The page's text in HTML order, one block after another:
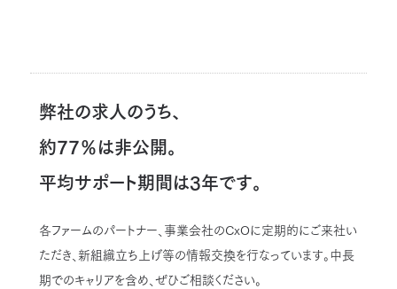
弊社の求人のうち、
約77％は非公開。
平均サポート期間は3年です。
各ファームのパートナー、事業会社のCxOに定期的にご来社い
ただき、新組織立ち上げ等の情報交換を行なっています。中長
期でのキャリアを含め、ぜひご相談ください。